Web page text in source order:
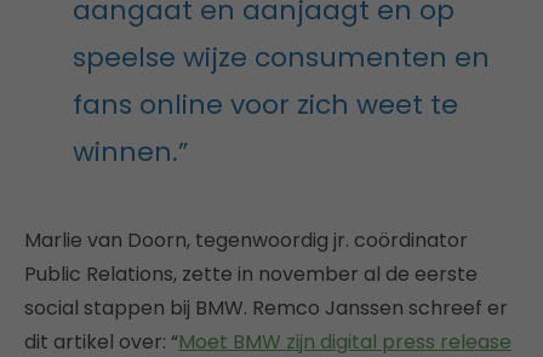
aangaat en aanjaagt en op
speelse wijze consumenten en
fans online voor zich weet te
winnen.”
Marlie van Doorn, tegenwoordig jr. coördinator
Public Relations, zette in november al de eerste
social stappen bij BMW. Remco Janssen schreef er
dit artikel over: “Moet BMW zijn digital press release